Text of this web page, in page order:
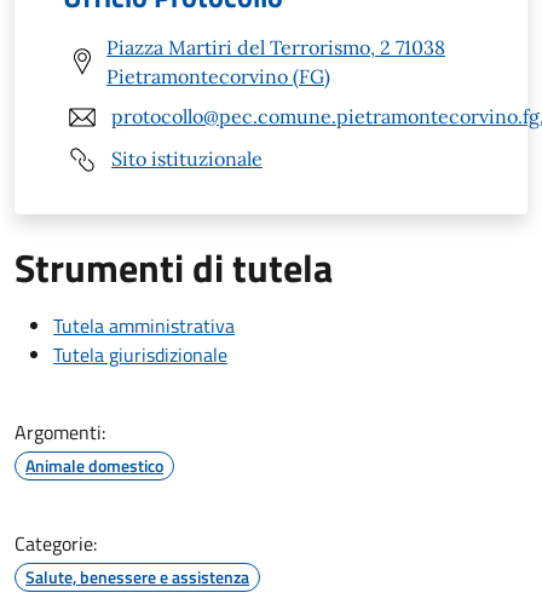
Piazza Martiri del Terrorismo, 2 71038
Pietramontecorvino (FG)
Sito istituzionale
Strumenti di tutela
Tutela amministrativa
Tutela giurisdizionale
Argomenti:
Animale domestico
Categorie:
Salute, benessere e assistenza